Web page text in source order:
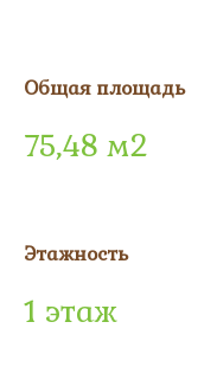
Общая площадь
75,48 м2
Этажность
1 этаж